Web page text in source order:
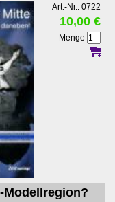
Art.-Nr.: 0722
10,00 €
Menge
Modellregion?